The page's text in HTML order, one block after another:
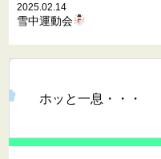
2025.02.14
雪中運動会
ホッと一息・・・